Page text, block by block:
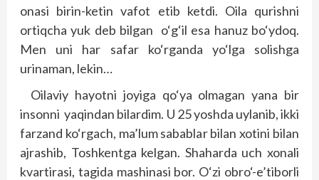
onasi birin-ketin vafot etib ketdi. Oila qurishni
ortiqcha yuk deb bilgan o‘g‘il esa hanuz bo‘ydoq.
Men uni har safar ko‘rganda yo‘lga solishga
urinaman, lekin…
Oilaviy hayotni joyiga qo‘ya olmagan yana bir
insonni yaqindan bilardim. U 25 yoshda uylanib, ikki
farzand ko‘rgach, ma’lum sabablar bilan xotini bilan
ajrashib, Toshkentga kelgan. Shaharda uch xonali
kvartirasi, tagida mashinasi bor. O‘zi obro‘-e’tiborli